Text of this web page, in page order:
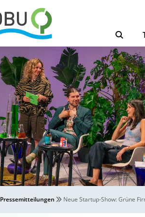
Pressemitteilungen Neue Startup-Show: Grüne